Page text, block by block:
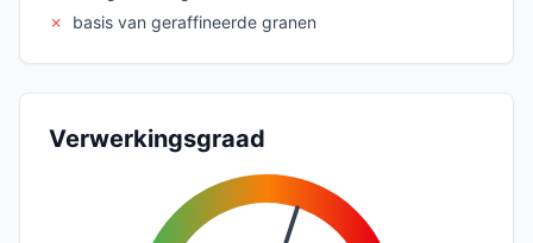
✗
basis van geraffineerde granen
Verwerkingsgraad